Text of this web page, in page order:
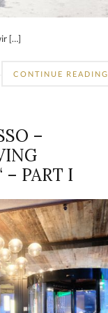
[…]
CONTINUE READING
–
– PART I